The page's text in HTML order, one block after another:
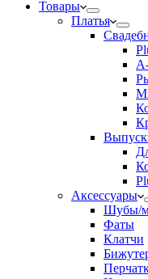
Товары
Платья
Аксессуары
Шубы/
Фаты
Клатчи